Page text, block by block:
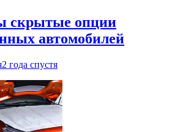
скрытые опции
автомобилей
2 года спустя